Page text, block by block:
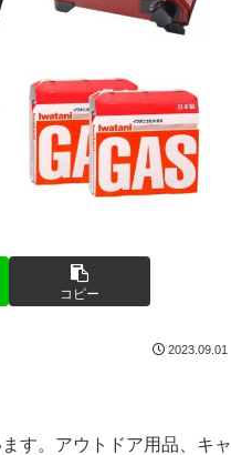
コピー
2023.09.01
す。アウトドア用品、キャ